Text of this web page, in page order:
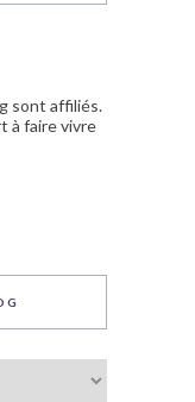
sont affiliés.
à faire vivre